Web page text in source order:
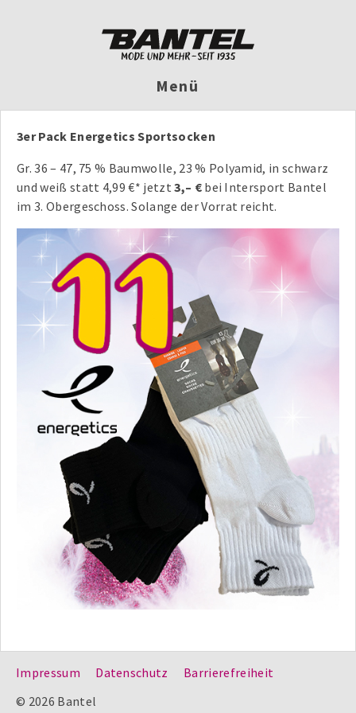
Menü
3er Pack Energetics Sportsocken
Gr. 36 – 47, 75 % Baumwolle, 23 % Polyamid, in schwarz
und weiß statt 4,99 €* jetzt3,– €bei Intersport Bantel
im 3. Obergeschoss. Solange der Vorrat reicht.
Impressum Datenschutz
Barrierefreiheit
© 2026 Bantel